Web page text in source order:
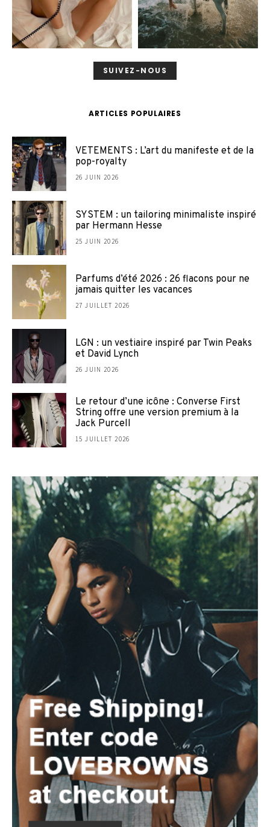
SUIVEZ-NOUS
ARTICLES POPULAIRES
VETEMENTS : L’art du manifeste et de la
pop-royalty
26 JUIN 2026
SYSTEM : un tailoring minimaliste inspiré
par Hermann Hesse
25 JUIN 2026
Parfums d’été 2026 : 26 flacons pour ne
jamais quitter les vacances
27 JUILLET 2026
LGN : un vestiaire inspiré par Twin Peaks
et David Lynch
26 JUIN 2026
Le retour d’une icône : Converse First
String offre une version premium à la
Jack Purcell
15 JUILLET 2026